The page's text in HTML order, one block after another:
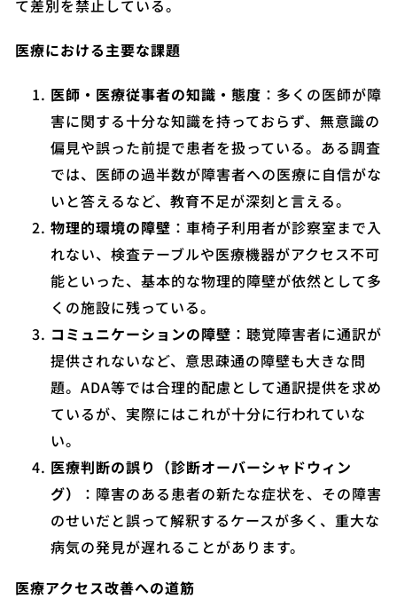
て差別を禁止している。
医療における主要な課題
医師・医療従事者の知識・態度 ：多くの医師が障
害に関する十分な知識を持っておらず、無意識の
偏見や誤った前提で患者を扱っている。ある調査
では、医師の過半数が障害者への医療に自信がな
いと答えるなど、教育不足が深刻と言える。
物理的環境の障壁 ：車椅子利用者が診察室まで入
れない、検査テーブルや医療機器がアクセス不可
能といった、基本的な物理的障壁が依然として多
くの施設に残っている。
コミュニケーションの障壁 ：聴覚障害者に通訳が
提供されないなど、意思疎通の障壁も大きな問
題。ADA等では合理的配慮として通訳提供を求め
ているが、実際にはこれが十分に行われていな
い。
医療判断の誤り（診断オーバーシャドウィン
グ）
：障害のある患者の新たな症状を、その障害
のせいだと誤って解釈するケースが多く、重大な
病気の発見が遅れることがあります。
医療アクセス改善への道筋